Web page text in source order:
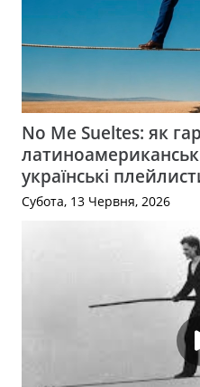
No Me Sueltes: як
українські
Субота, 13 Червня, 2026